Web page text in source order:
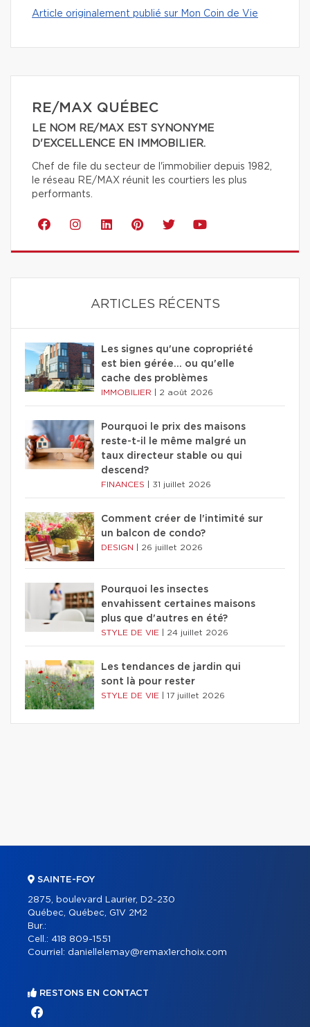
Article originalement publié sur Mon Coin de Vie
RE/MAX QUÉBEC
LE NOM RE/MAX EST SYNONYME
D'EXCELLENCE EN IMMOBILIER.
Chef de file du secteur de l'immobilier depuis 1982,
le réseau RE/MAX réunit les courtiers les plus
performants.
ARTICLES RÉCENTS
Les signes qu'une copropriété
est bien gérée… ou qu'elle
cache des problèmes
IMMOBILIER 2 août 2026
Pourquoi le prix des maisons
reste-t-il le même malgré un
taux directeur stable ou qui
descend?
FINANCES 31 juillet 2026
Comment créer de l'intimité sur
un balcon de condo?
DESIGN 26 juillet 2026
Pourquoi les insectes
envahissent certaines maisons
plus que d'autres en été?
STYLE DE VIE 24 juillet 2026
Les tendances de jardin qui
sont là pour rester
STYLE DE VIE 17 juillet 2026
SAINTE-FOY
2875, boulevard Laurier, D2-230
Québec, Québec, G1V 2M2
Bur.:
Cell.: 418 809-1551
Courriel: daniellelemay@remax1erchoix.com
RESTONS EN CONTACT